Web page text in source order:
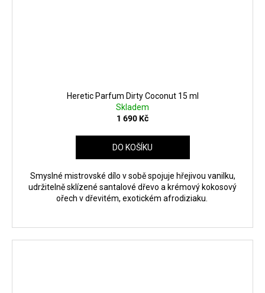
Heretic Parfum Dirty Coconut 15 ml
Skladem
1 690 Kč
DO KOŠÍKU
Smyslné mistrovské dílo v sobě spojuje hřejivou vanilku,
udržitelně sklízené santalové dřevo a krémový kokosový
ořech v dřevitém, exotickém afrodiziaku.